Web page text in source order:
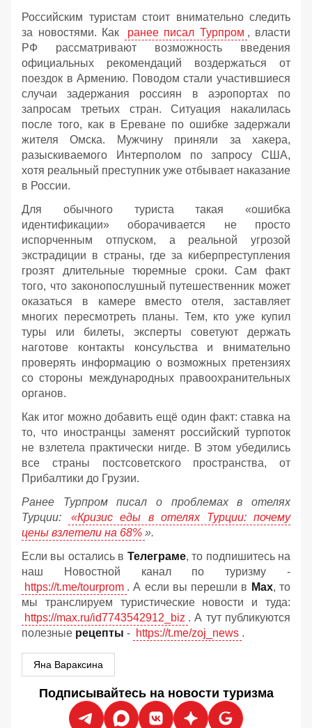
Российским туристам стоит внимательно следить
за новостями. Как
ранее писал Турпром , власти
РФ рассматривают возможность введения
официальных рекомендаций воздержаться от
поездок в Армению. Поводом стали участившиеся
случаи задержания россиян в аэропортах по
запросам третьих стран. Ситуация накалилась
после того, как в Ереване по ошибке задержали
жителя Омска. Мужчину приняли за хакера,
разыскиваемого Интерполом по запросу США,
хотя реальный преступник уже отбывает наказание
в России.
Для обычного туриста такая «ошибка
идентификации» оборачивается не просто
испорченным отпуском, а реальной угрозой
экстрадиции в страны, где за киберпреступления
грозят длительные тюремные сроки. Сам факт
того, что законопослушный путешественник может
оказаться в камере вместо отеля, заставляет
многих пересмотреть планы. Тем, кто уже купил
туры или билеты, эксперты советуют держать
наготове контакты консульства и внимательно
проверять информацию о возможных претензиях
со стороны международных правоохранительных
органов.
Как итог можно добавить ещё один факт: ставка на
то, что иностранцы заменят российский турпоток
не взлетела практически нигде. В этом убедились
все страны постсоветского пространства, от
Прибалтики до Грузии.
Ранее Турпром писал о проблемах в отелях
Турции:
«Кризис еды в отелях Турции: почему
цены взлетели на 68% ».
Если вы остались в Телеграме, то подпишитесь на
наш Новостной канал по туризму -
https://t.me/tourprom . А если вы перешли в Мах, то
мы транслируем туристические новости и туда:
https://max.ru/id7743542912_biz . А тут публикуются
полезные рецепты - https://t.me/zoj_news .
Яна Вараксина
Подписывайтесь на новости туризма